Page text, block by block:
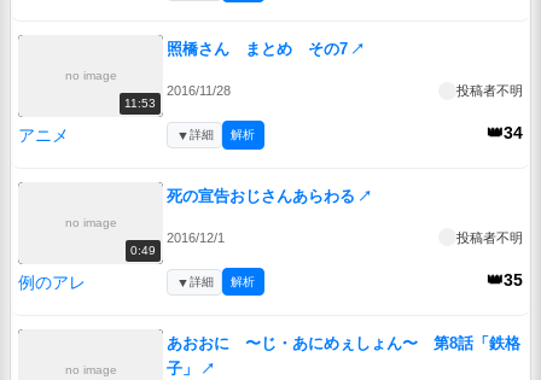
no image
11:53
照橋さん まとめ その7 ↗
2016/11/28 投稿者不明
アニメ 👑34
▼詳細 解析
no image
0:49
死の宣告おじさんあらわる ↗
2016/12/1 投稿者不明
例のアレ 👑35
▼詳細 解析
no image
あおおに 〜じ・あにめぇしょん〜 第8話「鉄格
子」
↗